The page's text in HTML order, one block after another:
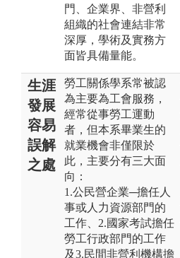
門、企業界、非營利
組織的社會連結非常
深厚，學術及實務方
面皆具備量能。
生涯
發展
容易
誤解
之處
勞工關係學系常被認
為主要為工會服務，
經常從事勞工運動
者，但本系畢業生的
就業機會非僅限於
此，主要分有三大面
向：
1.公民營企業─擔任人
事或人力資源部門的
工作、2.國家考試擔任
勞工行政部門的工作
及3.民間非營利機構擔